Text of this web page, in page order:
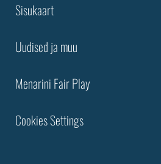
Sisukaart
Uudised ja muu
Menarini Fair Play
Cookies Settings